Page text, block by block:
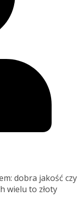
dobra jakość czy
wielu to złoty